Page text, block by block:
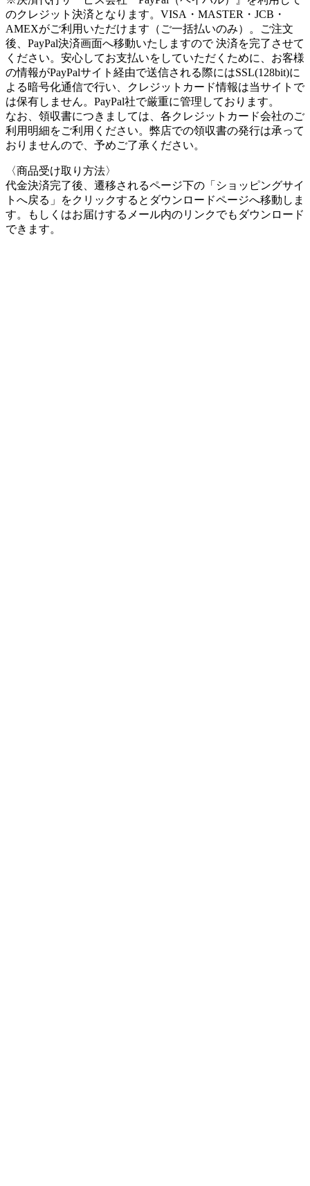
のクレジット決済となります。VISA・MASTER・JCB・
AMEXがご利用いただけます（ご一括払いのみ）。ご注文
後、PayPal決済画面へ移動いたしますので 決済を完了させて
ください。安心してお支払いをしていただくために、お客様
の情報がPayPalサイト経由で送信される際にはSSL(128bit)に
よる暗号化通信で行い、クレジットカード情報は当サイトで
は保有しません。PayPal社で厳重に管理しております。
なお、領収書につきましては、各クレジットカード会社のご
利用明細をご利用ください。弊店での領収書の発行は承って
おりませんので、予めご了承ください。
〈商品受け取り方法〉
代金決済完了後、遷移されるページ下の「ショッピングサイ
トへ戻る」をクリックするとダウンロードページへ移動しま
す。もしくはお届けするメール内のリンクでもダウンロード
できます。